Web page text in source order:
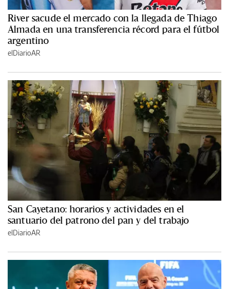
River sacude el mercado con la llegada de Thiago
Almada en una transferencia récord para el fútbol
argentino
elDiarioAR
San Cayetano: horarios y actividades en el
santuario del patrono del pan y del trabajo
elDiarioAR